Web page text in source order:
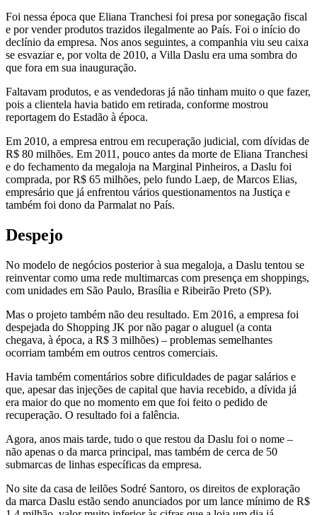
Foi nessa época que Eliana Tranchesi foi presa por sonegação fiscal
e por vender produtos trazidos ilegalmente ao País. Foi o início do
declínio da empresa. Nos anos seguintes, a companhia viu seu caixa
se esvaziar e, por volta de 2010, a Villa Daslu era uma sombra do
que fora em sua inauguração.
Faltavam produtos, e as vendedoras já não tinham muito o que fazer,
pois a clientela havia batido em retirada, conforme mostrou
reportagem do Estadão à época.
Em 2010, a empresa entrou em recuperação judicial, com dívidas de
R$ 80 milhões. Em 2011, pouco antes da morte de Eliana Tranchesi
e do fechamento da megaloja na Marginal Pinheiros, a Daslu foi
comprada, por R$ 65 milhões, pelo fundo Laep, de Marcos Elias,
empresário que já enfrentou vários questionamentos na Justiça e
também foi dono da Parmalat no País.
Despejo
No modelo de negócios posterior à sua megaloja, a Daslu tentou se
reinventar como uma rede multimarcas com presença em shoppings,
com unidades em São Paulo, Brasília e Ribeirão Preto (SP).
Mas o projeto também não deu resultado. Em 2016, a empresa foi
despejada do Shopping JK por não pagar o aluguel (a conta
chegava, à época, a R$ 3 milhões) – problemas semelhantes
ocorriam também em outros centros comerciais.
Havia também comentários sobre dificuldades de pagar salários e
que, apesar das injeções de capital que havia recebido, a dívida já
era maior do que no momento em que foi feito o pedido de
recuperação. O resultado foi a falência.
Agora, anos mais tarde, tudo o que restou da Daslu foi o nome –
não apenas o da marca principal, mas também de cerca de 50
submarcas de linhas específicas da empresa.
No site da casa de leilões Sodré Santoro, os direitos de exploração
da marca Daslu estão sendo anunciados por um lance mínimo de R$